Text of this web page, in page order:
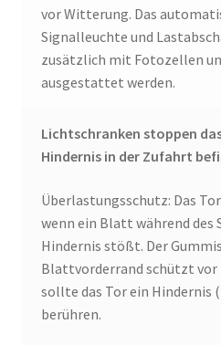
vor Witterung. Das
Signalleuchte und
zusätzlich mit Fotozellen
ausgestattet werden.
Lichtschranken stoppen
Hindernis in der Zufahrt
Überlastungsschutz: Das
wenn ein Blatt während des
Hindernis stößt. Der
Blattvorderrand schützt vor
sollte das Tor ein Hindernis
berühren.